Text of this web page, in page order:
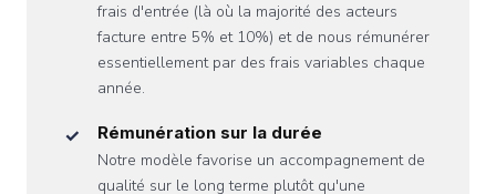
frais d'entrée (là où la majorité des acteurs
facture entre 5% et 10%) et de nous rémunérer
essentiellement par des frais variables chaque
année.
Rémunération sur la durée
Notre modèle favorise un accompagnement de
qualité sur le long terme plutôt qu'une